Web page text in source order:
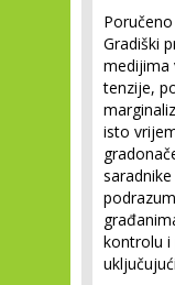
Gradiški
medijima
tenzije,
isto
kontrolu i